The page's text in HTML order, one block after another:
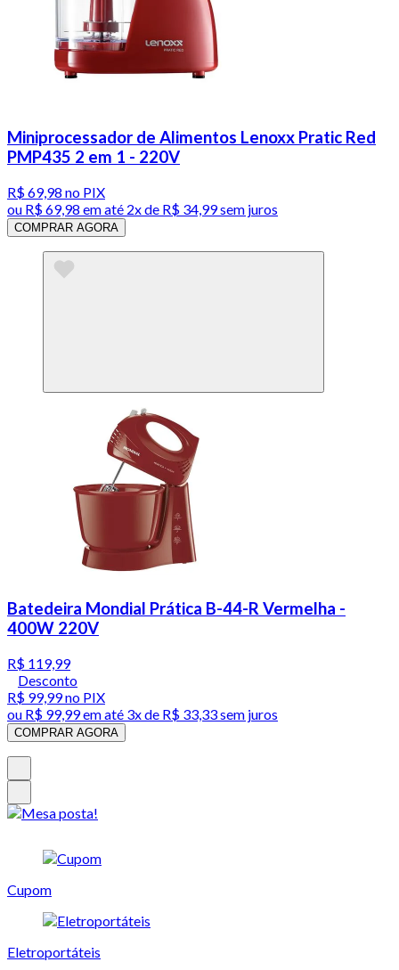
Miniprocessador de Alimentos Lenoxx Pratic Red
PMP435 2 em 1 - 220V
R$ 69,98 no PIX
ou R$ 69,98 em até 2x de R$ 34,99 sem juros
COMPRAR AGORA
Batedeira Mondial Prática B-44-R Vermelha -
400W 220V
R$ 119,99
Desconto
R$ 99,99no PIX
ou R$ 99,99em até 3x de R$ 33,33 sem juros
COMPRAR AGORA
Cupom
Eletroportáteis